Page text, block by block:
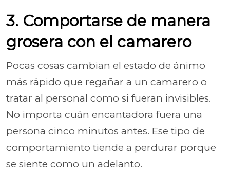
3. Comportarse de manera
grosera con el camarero
Pocas cosas cambian el estado de ánimo
más rápido que regañar a un camarero o
tratar al personal como si fueran invisibles.
No importa cuán encantadora fuera una
persona cinco minutos antes. Ese tipo de
comportamiento tiende a perdurar porque
se siente como un adelanto.